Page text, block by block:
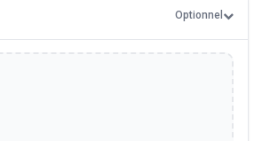
Optionnel